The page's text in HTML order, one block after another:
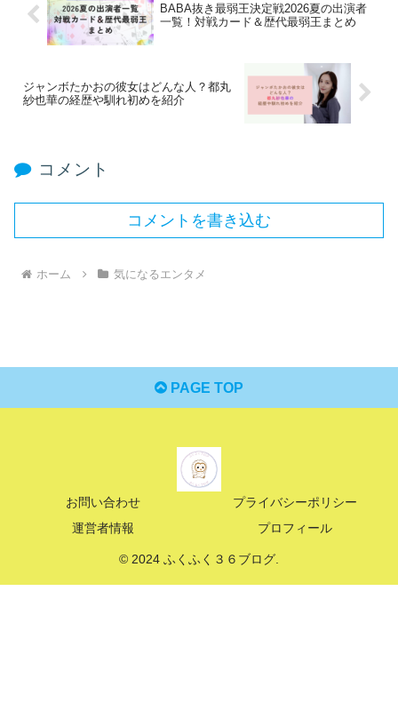
BABA抜き最弱王決定戦2026夏の出演者
一覧！対戦カード＆歴代最弱王まとめ
ジャンボたかおの彼女はどんな人？都丸
紗也華の経歴や馴れ初めを紹介
コメント
コメントを書き込む
ホーム 気になるエンタメ
PAGE TOP
お問い合わせ
プライバシーポリシー
運営者情報
プロフィール
© 2024 ふくふく３６ブログ.